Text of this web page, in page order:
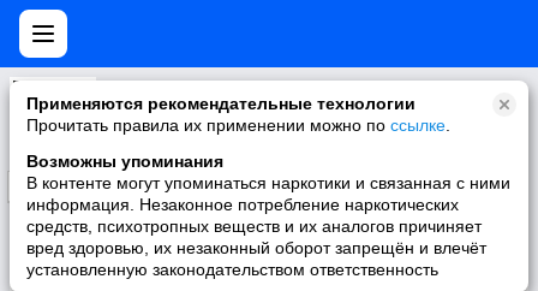
Применяются рекомендательные технологии
Прочитать правила их применении можно по ссылке
Возможны упоминания
В контенте могут упоминаться наркотики и связанная с ними
информация. Незаконное потребление наркотических
средств, психотропных веществ и их аналогов причиняет
вред здоровью, их незаконный оборот запрещён и влечёт
установленную законодательством ответственность
Подписаться
Участники О группе